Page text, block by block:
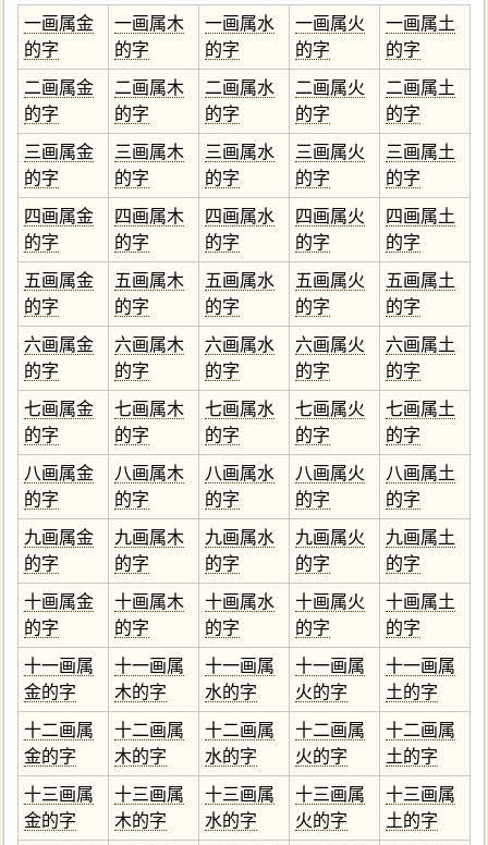
一画属金
的字
一画属木
的字
一画属水
的字
一画属火
的字
一画属土
的字
二画属金
的字
二画属木
的字
二画属水
的字
二画属火
的字
二画属土
的字
三画属金
的字
三画属木
的字
三画属水
的字
三画属火
的字
三画属土
的字
四画属金
的字
四画属木
的字
四画属水
的字
四画属火
的字
四画属土
的字
五画属金
的字
五画属木
的字
五画属水
的字
五画属火
的字
五画属土
的字
六画属金
的字
六画属木
的字
六画属水
的字
六画属火
的字
六画属土
的字
七画属金
的字
七画属木
的字
七画属水
的字
七画属火
的字
七画属土
的字
八画属金
的字
八画属木
的字
八画属水
的字
八画属火
的字
八画属土
的字
九画属金
的字
九画属木
的字
九画属水
的字
九画属火
的字
九画属土
的字
十画属金
的字
十画属木
的字
十画属水
的字
十画属火
的字
十画属土
的字
十一画属
金的字
十一画属
木的字
十一画属
水的字
十一画属
火的字
十一画属
土的字
十二画属
金的字
十二画属
木的字
十二画属
水的字
十二画属
火的字
十二画属
土的字
十三画属
金的字
十三画属
木的字
十三画属
水的字
十三画属
火的字
十三画属
土的字